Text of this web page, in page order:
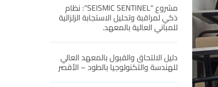
مشروع “SEISMIC SENTINEL”: نظام
ذكي لمراقبة وتحليل الاستجابة الزلزالية
للمباني العالية بالمعهد.
دليل الالتحاق والقبول بالمعهد العالي
للهندسة والتكنولوجيا بالطود – الأقصر